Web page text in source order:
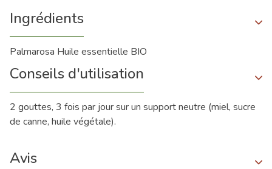
Ingrédients
Palmarosa Huile essentielle BIO
Conseils d'utilisation
2 gouttes, 3 fois par jour sur un support neutre (miel, sucre
de canne, huile végétale).
Avis